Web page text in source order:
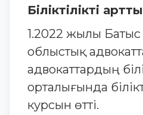
Біліктілікті
1.2022 жылы Батыс
облыстық
адвокаттардың
орталығында
курсын өтті.